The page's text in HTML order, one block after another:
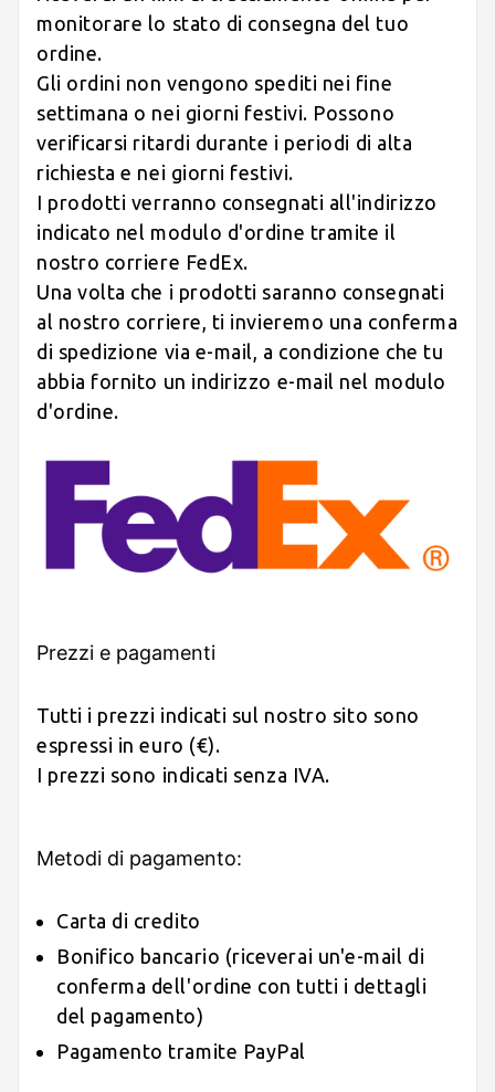
monitorare lo stato di consegna del tuo
ordine.
Gli ordini non vengono spediti nei fine
settimana o nei giorni festivi. Possono
verificarsi ritardi durante i periodi di alta
richiesta e nei giorni festivi.
I prodotti verranno consegnati all'indirizzo
indicato nel modulo d'ordine tramite il
nostro corriere FedEx.
Una volta che i prodotti saranno consegnati
al nostro corriere, ti invieremo una conferma
di spedizione via e-mail, a condizione che tu
abbia fornito un indirizzo e-mail nel modulo
d'ordine.
Prezzi e pagamenti
Tutti i prezzi indicati sul nostro sito sono
espressi in euro (€).
I prezzi sono indicati senza IVA.
Metodi di pagamento:
Carta di credito
Bonifico bancario (riceverai un'e-mail di
conferma dell'ordine con tutti i dettagli
del pagamento)
Pagamento tramite PayPal